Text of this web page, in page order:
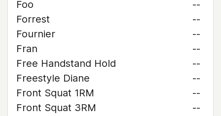
Foo
--
Forrest
--
Fournier
--
Fran
--
Free Handstand Hold
--
Freestyle Diane
--
Front Squat 1RM
--
Front Squat 3RM
--